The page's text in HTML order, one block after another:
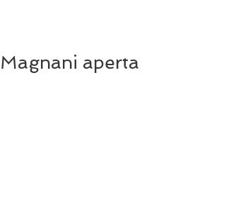
Magnani aperta